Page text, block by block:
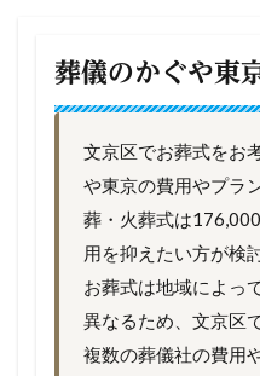
葬儀のかぐや東
文京区でお葬式をお
や東京の費用やプラ
葬・火葬式は
用を抑えたい方が検
お葬式は地域によっ
異なるため、文京区
複数の葬儀社の費用